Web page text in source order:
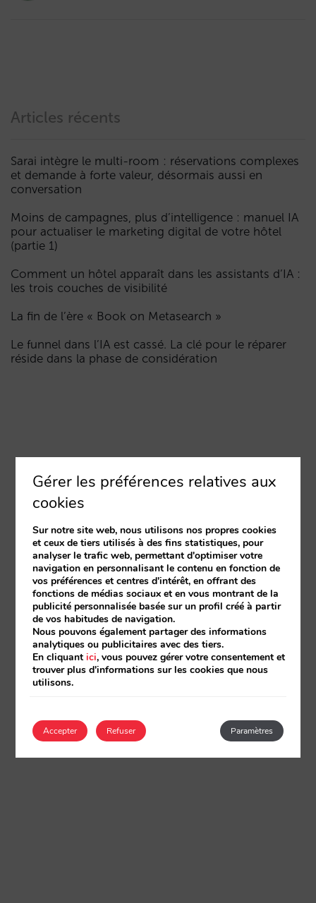
Articles récents
Sarai intègre le multi-room : réservations complexes
et demande à forte valeur, désormais aussi en
conversation
Moins de campagnes, plus d’intelligence : manuel IA
pour actualiser le marketing digital de votre hôtel
(partie 1)
Comment un hôtel apparaît dans les assistants d’IA :
les trois couches de visibilité
La fin de l’ère « Book on Metasearch »
Le funnel dans l’IA est cassé. La clé pour le réparer
réside dans la phase de considération
Gérer les préférences relatives aux
cookies
Sur notre site web, nous utilisons nos propres cookies
et ceux de tiers utilisés à des fins statistiques, pour
analyser le trafic web, permettant d'optimiser votre
navigation en personnalisant le contenu en fonction de
vos préférences et centres d'intérêt, en offrant des
fonctions de médias sociaux et en vous montrant de la
publicité personnalisée basée sur un profil créé à partir
de vos habitudes de navigation.
Nous pouvons également partager des informations
analytiques ou publicitaires avec des tiers.
En cliquantici, vous pouvez gérer votre consentement et
trouver plus d'informations sur les cookies que nous
utilisons.
Accepter Paramètres
Refuser